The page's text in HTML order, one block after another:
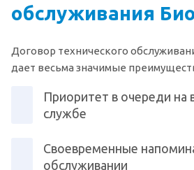
обслуживания
Договор технического
дает весьма значимые
Приоритет в очереди на
службе
Своевременные
обслуживании